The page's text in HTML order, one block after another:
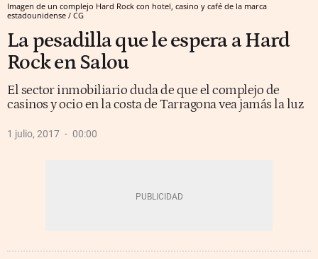
Imagen de un complejo Hard Rock con hotel, casino y café de la marca
estadounidense / CG
La pesadilla que le espera a Hard
Rock en Salou
El sector inmobiliario duda de que el complejo de
casinos y ocio en la costa de Tarragona vea jamás la luz
1 julio, 2017 00:00